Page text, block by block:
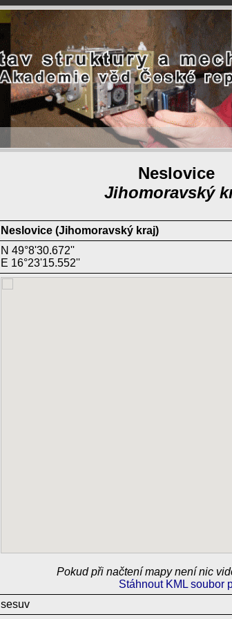
Neslovice
Jihomoravský
Neslovice (Jihomoravský kraj)
N 49°8'30.672''
E 16°23'15.552''
Pokud při načtení mapy není nic
Stáhnout KML soubor
sesuv